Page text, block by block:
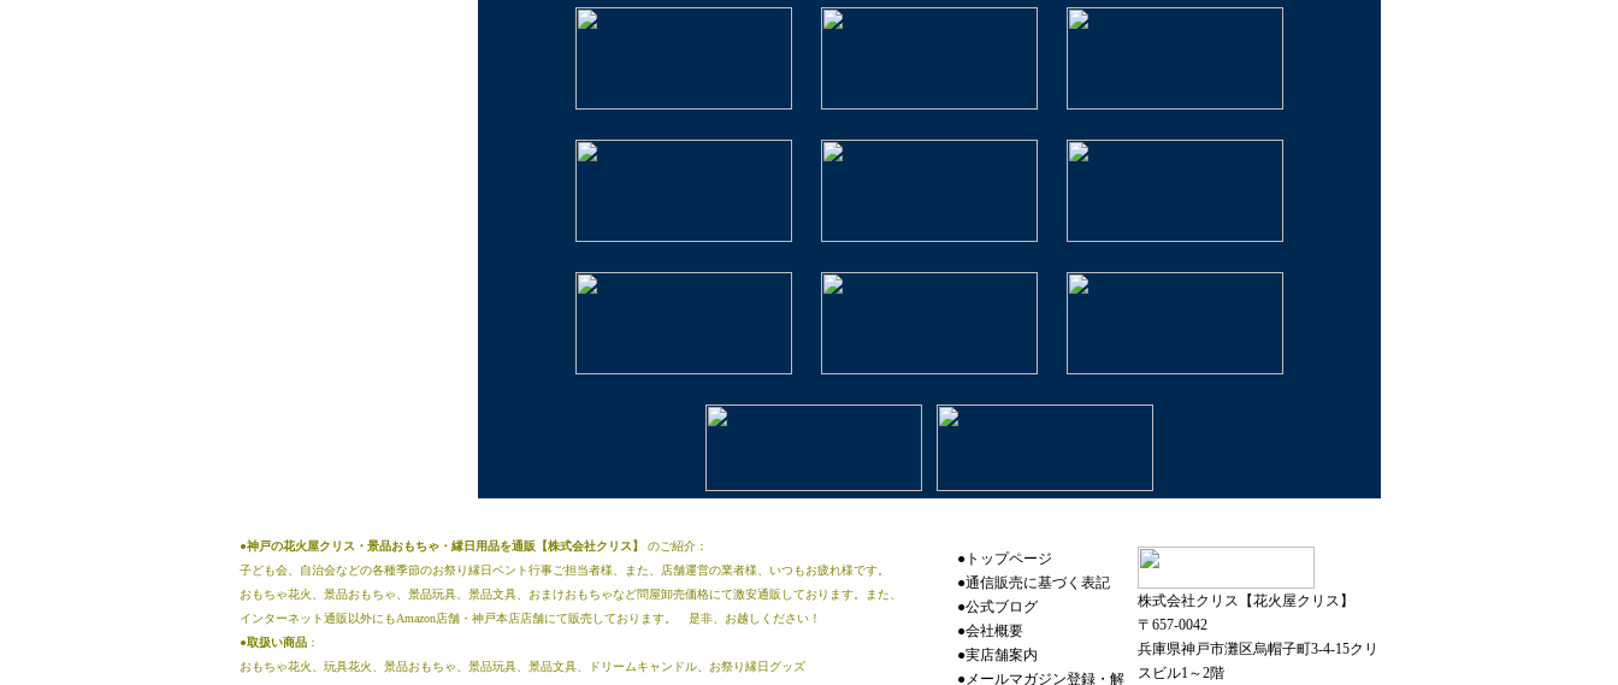
●神戸の花火屋クリス・景品おもちゃ・縁日用品を通販【株式会社クリス】 のご紹介：
子ども会、自治会などの各種季節のお祭り縁日ベント行事ご担当者様、また、店舗運営の業者様、いつもお疲れ様です。
おもちゃ花火、景品おもちゃ、景品玩具、景品文具、おまけおもちゃなど問屋卸売価格にて激安通販しております。また、
インターネット通販以外にもAmazon店舗・神戸本店店舗にて販売しております。 是非、お越しください！
●取扱い商品 ：
おもちゃ花火、玩具花火、景品おもちゃ、景品玩具、景品文具、ドリームキャンドル、お祭り縁日グッズ
●トップページ
●通信販売に基づく表記
●公式ブログ
●会社概要
●実店舗案内
●メールマガジン登録・解
株式会社クリス【花火屋クリス】
〒657-0042
兵庫県神戸市灘区烏帽子町3-4-15クリ
スビル1～2階